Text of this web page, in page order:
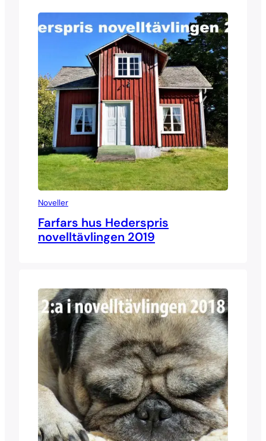
Noveller
Farfars hus Hederspris
novelltävlingen 2019